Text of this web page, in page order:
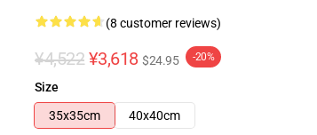
(8 customer reviews)
¥4,522 ¥3,618 $24.95 -20%
Size
35x35cm
40x40cm